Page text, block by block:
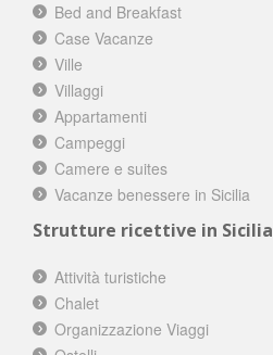
Bed and Breakfast
Case Vacanze
Ville
Villaggi
Appartamenti
Campeggi
Camere e suites
Vacanze benessere in Sicilia
Strutture ricettive in Sicilia
Attività turistiche
Chalet
Organizzazione Viaggi